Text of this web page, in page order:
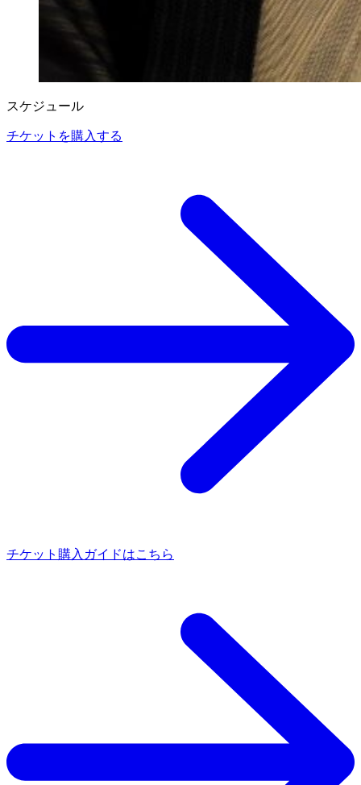
スケジュール
チケットを購入する
チケット購入ガイドはこちら